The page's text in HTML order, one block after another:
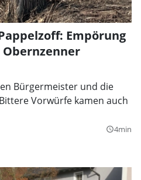
Empörung
Bürgermeister und die
Vorwürfe kamen auch
query_builder4min